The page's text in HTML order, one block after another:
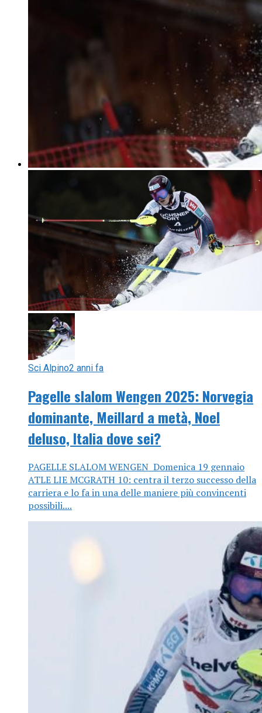
Sci Alpino2 anni fa
Pagelle slalom Wengen 2025: Norvegia
dominante, Meillard a metà, Noel
deluso, Italia dove sei?
PAGELLE SLALOM WENGEN Domenica 19 gennaio
ATLE LIE MCGRATH 10: centra il terzo successo della
carriera e lo fa in una delle maniere più convincenti
possibili....